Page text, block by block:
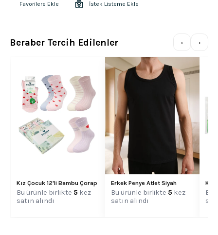
Favorilere Ekle İstek Listeme Ekle
Beraber Tercih Edilenler ‹ ›
Kız Çocuk 12'li Bambu Çorap
Bu ürünle birlikte 5 kez
satın alındı
Erkek Penye Atlet Siyah
Bu ürünle birlikte 5 kez
satın alındı
Bu